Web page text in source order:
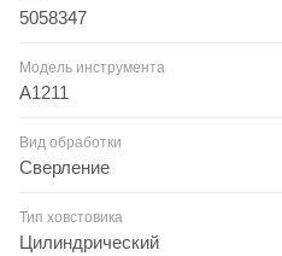
5058347
Модель инструмента
A1211
Вид обработки
Сверление
Тип ховстовика
Цилиндрический